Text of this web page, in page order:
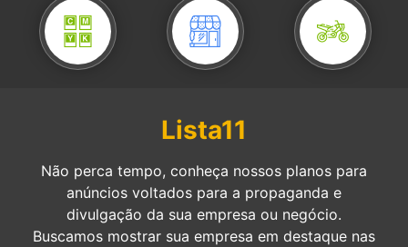
Lista11
Não perca tempo, conheça nossos planos para
anúncios voltados para a propaganda e
divulgação da sua empresa ou negócio.
Buscamos mostrar sua empresa em destaque nas